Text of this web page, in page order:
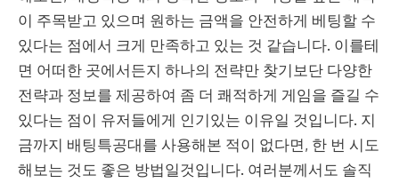
이 주목받고 있으며 원하는 금액을 안전하게 베팅할 수
있다는 점에서 크게 만족하고 있는 것 같습니다. 이를테
면 어떠한 곳에서든지 하나의 전략만 찾기보단 다양한
전략과 정보를 제공하여 좀 더 쾌적하게 게임을 즐길 수
있다는 점이 유저들에게 인기있는 이유일 것입니다. 지
금까지 배팅특공대를 사용해본 적이 없다면, 한 번 시도
해보는 것도 좋은 방법일것입니다. 여러분께서도 솔직